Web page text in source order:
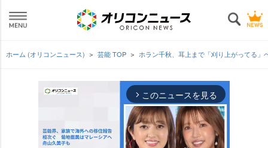
ホーム (オリコンニュース) 芸能 TOP ホラン千秋、耳上まで「刈り上がってる
arrow_forward_ios このニュースを見る